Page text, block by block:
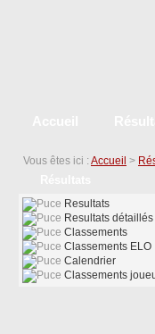
Vous êtes ici : Accueil >
Resultats
Resultats détaillés
Classements
Classements ELO
Calendrier
Classements